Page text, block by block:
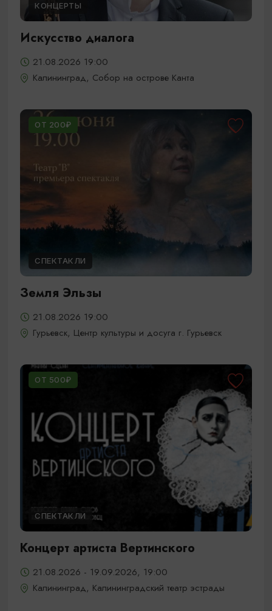
КОНЦЕРТЫ
Искусство диалога
21.08.2026 19:00
Калининград, Собор на острове Канта
ОТ 200₽
СПЕКТАКЛИ
Земля Эльзы
21.08.2026 19:00
Гурьевск, Центр культуры и досуга г. Гурьевск
ОТ 500₽
СПЕКТАКЛИ
Концерт артиста Вертинского
21.08.2026 - 19.09.2026, 19:00
Калининград, Калининградский театр эстрады